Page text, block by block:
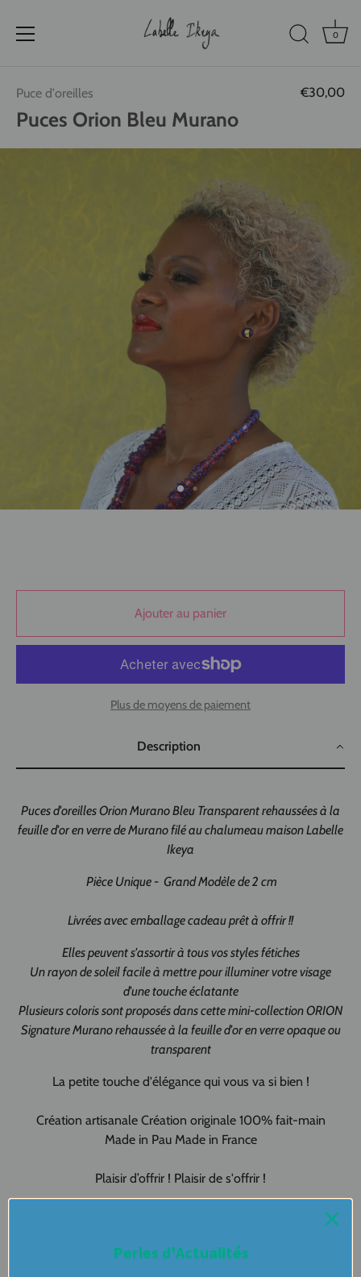
contenu
0
Puce d'oreilles €30,00
Puces Orion Bleu Murano
Ajouter au panier
Plus de moyens de paiement
Description
Puces d'oreilles Orion Murano Bleu Transparent rehaussées à la
feuille d'or en verre de Murano filé au chalumeau maison Labelle
Ikeya
Pièce Unique - Grand Modèle de 2 cm
Livrées avec emballage cadeau prêt à offrir!!
Elles peuvent s'assortir à tous vos styles fétiches
Un rayon de soleil facile à mettre pour illuminer votre visage
d'une touche éclatante
Plusieurs coloris sont proposés dans cette mini-collection ORION
Signature Murano rehaussée à la feuille d'or en verre opaque ou
transparent
La petite touche d'élégance qui vous va si bien !
Création artisanale Création originale 100% fait-main
Made in Pau Made in France
Plaisir d’offrir ! Plaisir de s'offrir !
du jamais vu,
Perles d'Actualités